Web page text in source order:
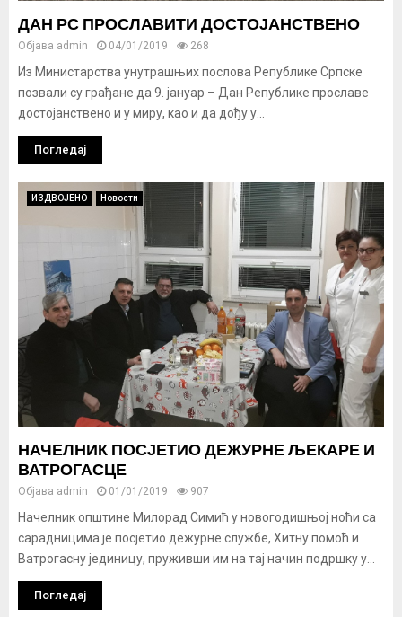
ДАН РС ПРОСЛАВИТИ ДОСТОЈАНСТВЕНО
Објава admin 04/01/2019 268
Из Министарства унутрашњих послова Републике Српске
позвали су грађане да 9. јануар – Дан Републике прославе
достојанствено и у миру, као и да дођу у...
Погледај
ИЗДВОЈЕНО Новости
НАЧЕЛНИК ПОСЈЕТИО ДЕЖУРНЕ ЉЕКАРЕ И
ВАТРОГАСЦЕ
Објава admin 01/01/2019 907
Начелник општине Милорад Симић у новогодишњој ноћи са
сарадницима је посјетио дежурне службе, Хитну помоћ и
Ватрогасну јединицу, пруживши им на тај начин подршку у...
Погледај